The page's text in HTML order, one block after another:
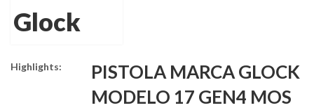
Highlights:
PISTOLA MARCA GLOCK
MODELO 17 GEN4 MOS